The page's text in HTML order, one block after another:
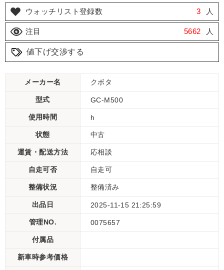
ウォッチリスト登録数 3 人
注目 5662 人
値下げ交渉する
メーカー名 クボタ
型式 GC-M500
使用時間 h
状態 中古
運賃・配送方法 応相談
自走可否 自走可
整備状況 整備済み
出品日 2025-11-15 21:25:59
管理NO. 0075657
付属品
新車時参考価格